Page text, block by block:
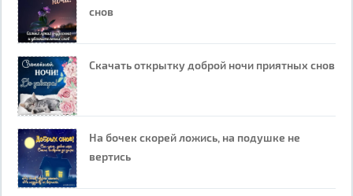
снов
Скачать открытку доброй ночи приятных снов
На бочек скорей ложись, на подушке не
вертись